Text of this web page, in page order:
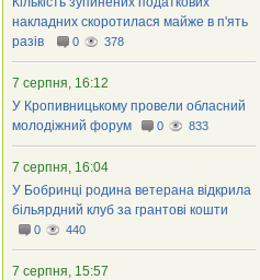
накладних скоротилася майже в п'ять
разів
0 378
7 серпня, 16:12
У Кропивницькому провели обласний
молодіжний форум
0 833
7 серпня, 16:04
У Бобринці родина ветерана відкрила
більярдний клуб за грантові кошти
0 440
7 серпня, 15:57